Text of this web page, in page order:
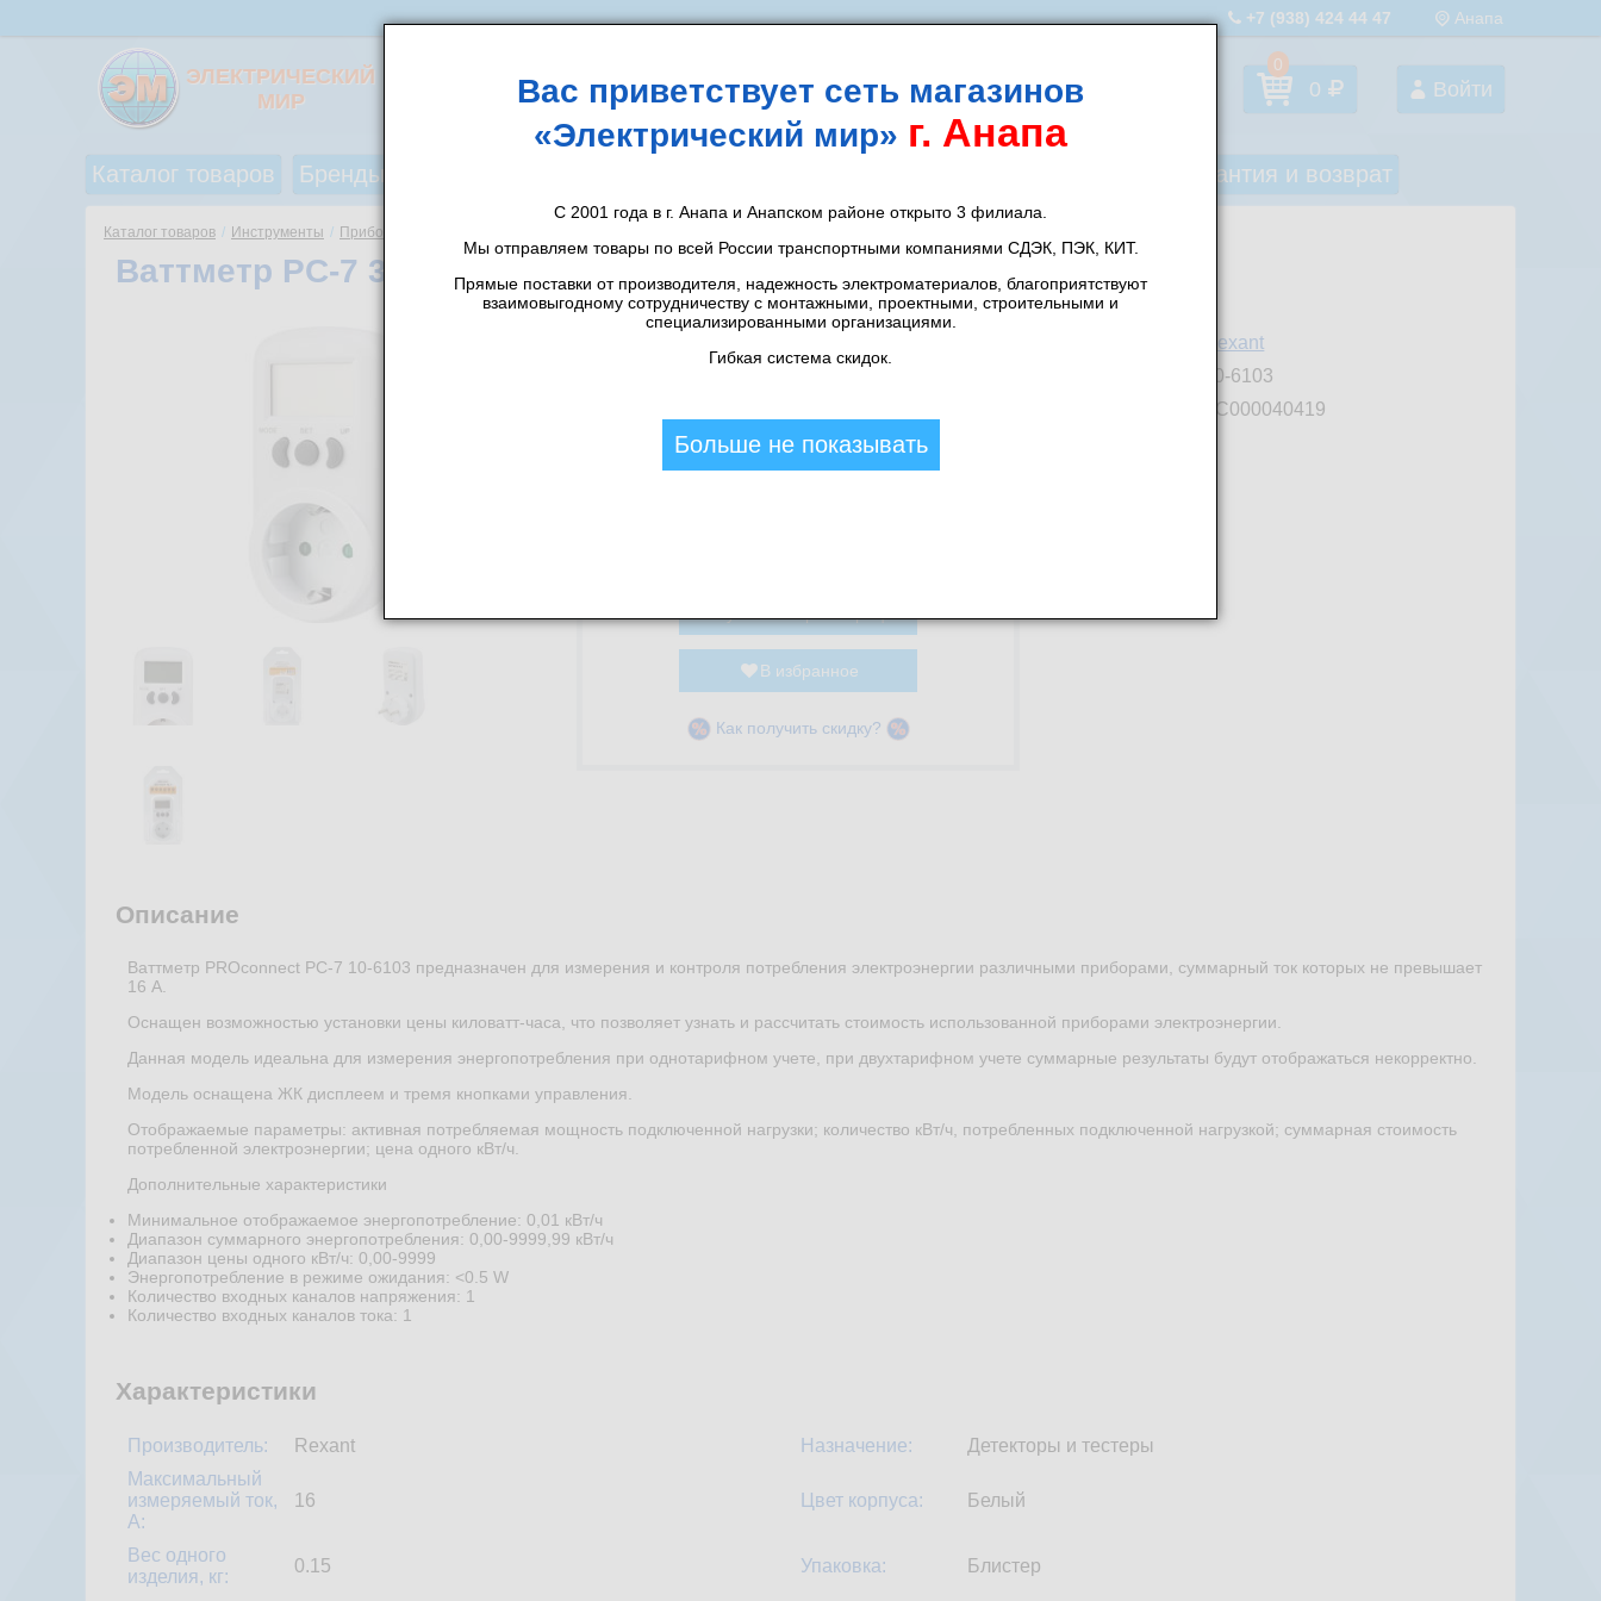
+7 (938) 424 44 47 Анапа
ЭЛЕКТРИЧЕСКИЙ
МИР
0
0 Войти
Каталог товаров Бренды Гарантия и возврат
Каталог товаров / Инструменты / Приборы измерительные
Ваттметр PC-7 3680Вт 16А PROCONNECT (1/1/24)
Цена в магазине:1 031 шт.
В избранное
Как получить скидку?
Rexant
10-6103
ТС000040419
Описание
Ваттметр PROconnect PC-7 10-6103 предназначен для измерения и контроля потребления электроэнергии различными приборами, суммарный ток которых не превышает
16 А.
Оснащен возможностью установки цены киловатт-часа, что позволяет узнать и рассчитать стоимость использованной приборами электроэнергии.
Данная модель идеальна для измерения энергопотребления при однотарифном учете, при двухтарифном учете суммарные результаты будут отображаться некорректно.
Модель оснащена ЖК дисплеем и тремя кнопками управления.
Отображаемые параметры: активная потребляемая мощность подключенной нагрузки; количество кВт/ч, потребленных подключенной нагрузкой; суммарная стоимость
потребленной электроэнергии; цена одного кВт/ч.
Дополнительные характеристики
Минимальное отображаемое энергопотребление: 0,01 кВт/ч
Диапазон суммарного энергопотребления: 0,00-9999,99 кВт/ч
Диапазон цены одного кВт/ч: 0,00-9999
Энергопотребление в режиме ожидания: <0.5 W
Количество входных каналов напряжения: 1
Количество входных каналов тока: 1
Характеристики
Производитель: Rexant Назначение:
Детекторы и тестеры
Максимальный
измеряемый ток,
А:
16 Цвет корпуса: Белый
Вес одного
изделия, кг:
0.15 Упаковка: Блистер
Вас приветствует сеть магазинов
«Электрический мир» г. Анапа
С 2001 года в г. Анапа и Анапском районе открыто 3 филиала.
Мы отправляем товары по всей России транспортными компаниями СДЭК, ПЭК, КИТ.
Прямые поставки от производителя, надежность электроматериалов, благоприятствуют
взаимовыгодному сотрудничеству с монтажными, проектными, строительными и
специализированными организациями.
Гибкая система скидок.
Больше не показывать